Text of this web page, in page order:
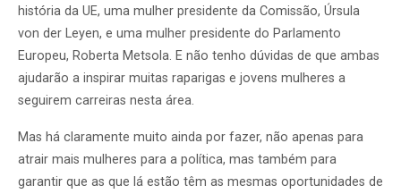
história da UE, uma mulher presidente da Comissão, Úrsula
von der Leyen, e uma mulher presidente do Parlamento
Europeu, Roberta Metsola. E não tenho dúvidas de que ambas
ajudarão a inspirar muitas raparigas e jovens mulheres a
seguirem carreiras nesta área.
Mas há claramente muito ainda por fazer, não apenas para
atrair mais mulheres para a política, mas também para
garantir que as que lá estão têm as mesmas oportunidades de